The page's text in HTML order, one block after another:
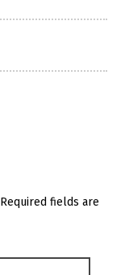
Required fields are